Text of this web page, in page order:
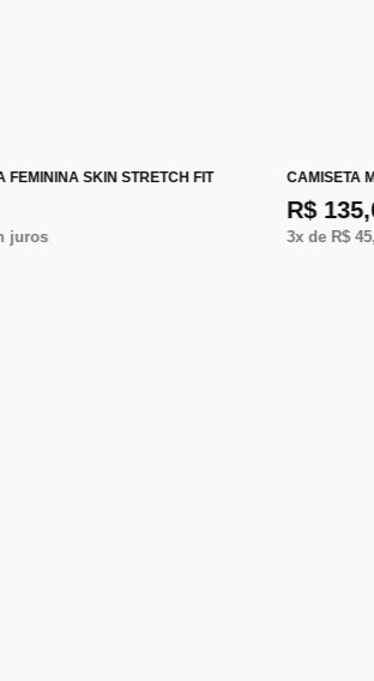
FEMININA SKIN STRETCH FIT
juros
CAMISETA
R$
3x de R$